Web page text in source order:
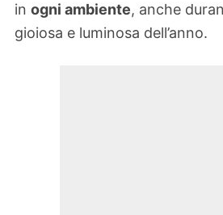
in ogni ambiente, anche
gioiosa e luminosa dell’anno.